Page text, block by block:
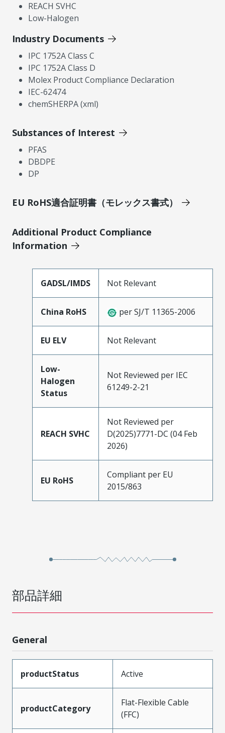
REACH SVHC
Low-Halogen
Industry Documents
IPC 1752A Class C
IPC 1752A Class D
Molex Product Compliance Declaration
IEC-62474
chemSHERPA (xml)
Substances of Interest
PFAS
DBDPE
DP
EU RoHS適合証明書（モレックス書式）
Additional Product Compliance
Information
GADSL/IMDS Not Relevant
China RoHS per SJ/T 11365-2006
EU ELV Not Relevant
Low-
Halogen
Status
Not Reviewed per IEC
61249-2-21
REACH SVHC
Not Reviewed per
D(2025)7771-DC (04 Feb
2026)
EU RoHS
Compliant per EU
2015/863
部品詳細
General
productStatus Active
productCategory
Flat-Flexible Cable
(FFC)